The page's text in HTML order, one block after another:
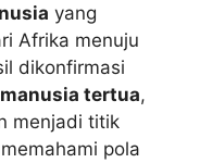
yang
Afrika menuju
dikonfirmasi
tertua,
menjadi titik
pola